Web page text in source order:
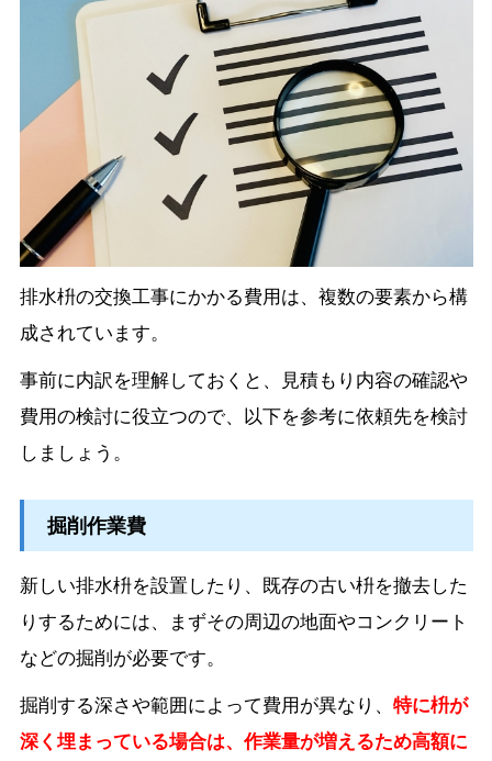
排水枡の交換工事にかかる費用は、複数の要素から構
成されています。
事前に内訳を理解しておくと、見積もり内容の確認や
費用の検討に役立つので、以下を参考に依頼先を検討
しましょう。
掘削作業費
新しい排水枡を設置したり、既存の古い枡を撤去した
りするためには、まずその周辺の地面やコンクリート
などの掘削が必要です。
掘削する深さや範囲によって費用が異なり、 特に枡が
深く埋まっている場合は、作業量が増えるため高額に